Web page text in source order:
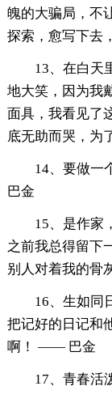
魄的大骗局，不
探索，愈写下去
13、在白天
地大笑，因为我
面具，我看见了
底无助而哭，为
14、要做一
巴金
15、是作家
之前我总得留下
别人对着我的骨
16、生如同
把记好的日记和
啊！ —— 巴金
17、青春活